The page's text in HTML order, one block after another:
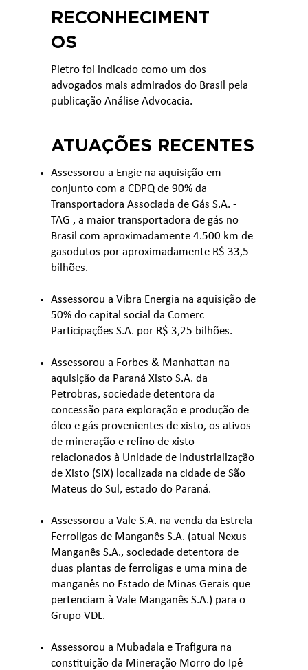
Assessorou a Engie na aquisição em
conjunto com a CDPQ de 90% da
Transportadora Associada de Gás S.A. -
TAG , a maior transportadora de gás no
Brasil com aproximadamente 4.500 km de
gasodutos por aproximadamente R$ 33,5
bilhões.
Assessorou a Vibra Energia na aquisição de
50% do capital social da Comerc
Participações S.A. por R$ 3,25 bilhões.
Assessorou a Forbes & Manhattan na
aquisição da Paraná Xisto S.A. da
Petrobras, sociedade detentora da
concessão para exploração e produção de
óleo e gás provenientes de xisto, os ativos
de mineração e refino de xisto
relacionados à Unidade de Industrialização
de Xisto (SIX) localizada na cidade de São
Mateus do Sul, estado do Paraná.
Assessorou a Vale S.A. na venda da Estrela
Ferroligas de Manganês S.A. (atual Nexus
Manganês S.A., sociedade detentora de
duas plantas de ferroligas e uma mina de
manganês no Estado de Minas Gerais que
pertenciam à Vale Manganês S.A.) para o
Grupo VDL.
Assessorou a Mubadala e Trafigura na
constituição da Mineração Morro do Ipê
ATUAÇÕES RECENTES
Pietro foi indicado como um dos
advogados mais admirados do Brasil pela
publicação Análise Advocacia.
RECONHECIMENT
OS